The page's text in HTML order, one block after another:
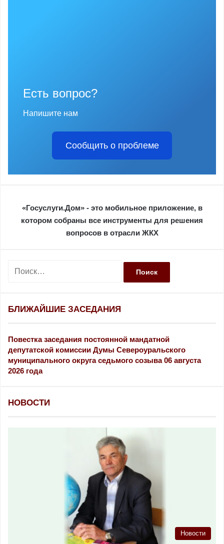
Есть вопрос?
Напишите нам
Сообщить о проблеме
«Госуслуги.Дом» - это мобильное приложение, в
котором собраны все инструменты для решения
вопросов в отрасли ЖКХ
иБЛИЖАЙШИЕ ЗАСЕДАНИЯ
Повестка заседания постоянной мандатной
депутатской комиссии Думы Североуральского
муниципального округа седьмого созыва 06 августа
2026 года
НОВОСТИ
Новости